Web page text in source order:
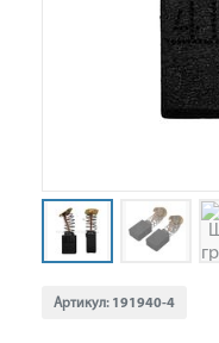
Артикул: 191940-4